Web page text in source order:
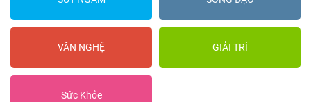
VĂN NGHỆ GIẢI TRÍ
Sức Khỏe